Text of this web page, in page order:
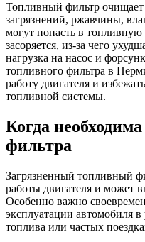
Топливный фильтр очищает
загрязнений, ржавчины,
могут попасть в
засоряется, из-за чего
нагрузка на насос и
топливного фильтра в
работу двигателя и
топливной системы.
Когда
фильтра
Загрязненный топливный
работы двигателя и может
Особенно важно
эксплуатации автомобиля в
топлива или частых